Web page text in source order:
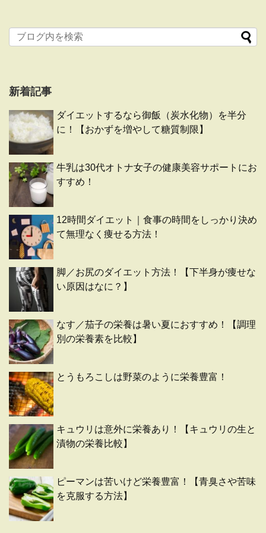
新着記事
ダイエットするなら御飯（炭水化物）を半分
に！【おかずを増やして糖質制限】
牛乳は30代オトナ女子の健康美容サポートにお
すすめ！
12時間ダイエット｜食事の時間をしっかり決め
て無理なく痩せる方法！
脚／お尻のダイエット方法！【下半身が痩せな
い原因はなに？】
なす／茄子の栄養は暑い夏におすすめ！【調理
別の栄養素を比較】
とうもろこしは野菜のように栄養豊富！
キュウリは意外に栄養あり！【キュウリの生と
漬物の栄養比較】
ピーマンは苦いけど栄養豊富！【青臭さや苦味
を克服する方法】